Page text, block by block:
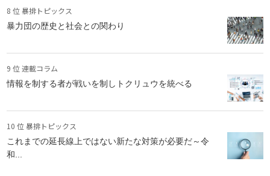
8 位 暴排トピックス
暴力団の歴史と社会との関わり
9 位 連載コラム
情報を制する者が戦いを制しトクリュウを統べる
10 位 暴排トピックス
これまでの延長線上ではない新たな対策が必要だ～令
和...